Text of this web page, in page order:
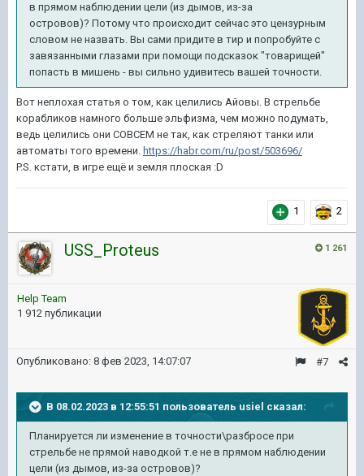
в прямом наблюдении цели (из дымов, из-за
островов)? Потому что происходит сейчас это цензурным
словом не назвать. Вы сами придите в тир и попробуйте с
завязанными глазами при помощи подсказок "товарищей"
попасть в мишень - вы сильно удивитесь вашей точности.
Вот неплохая статья о том, как целились Айовы. В стрельбе
корабликов намного больше эльфизма, чем можно подумать,
ведь целились они СОВСЕМ не так, как стреляют танки или
автоматы того времени. https://habr.com/ru/post/503696/
P.S. кстати, в игре ещё и земля плоская :D
1 2
1 261
USS_Proteus
Help Team
1 912 публикации
#7
Опубликовано: 8 фев 2023, 14:07:07
В 08.02.2023 в 12:55:51 пользователь usiel сказал:
Планируется ли изменение в точности\разбросе при
стрельбе не прямой наводкой т.е не в прямом наблюдении
цели (из дымов, из-за островов)?